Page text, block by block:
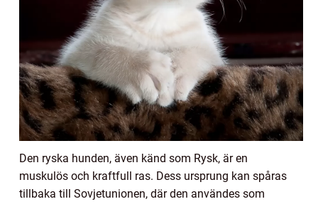
Den ryska hunden, även känd som Rysk, är en
muskulös och kraftfull ras. Dess ursprung kan spåras
tillbaka till Sovjetunionen, där den användes som